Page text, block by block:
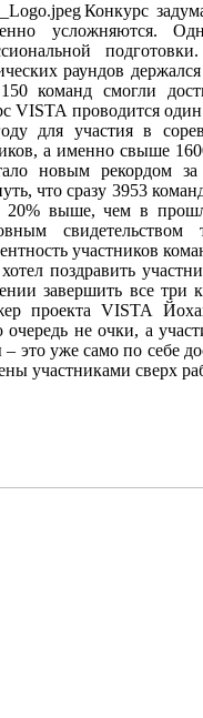
Конкурс
усложняются.
раундов
команд смогли
VISTA проводится
для участия в
а именно свыше
новым рекордом
что сразу 3953
20% выше, чем в
участников
поздравить
завершить все три
проекта VISTA
очередь не очки, а
– это уже само по себе
участниками сверх